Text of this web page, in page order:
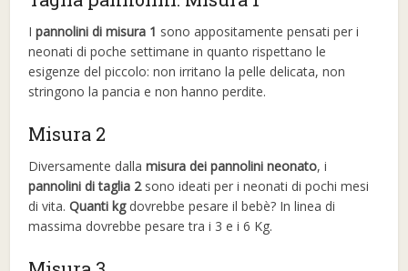
Ipannolini di misura 1 sono appositamente pensati per i
neonati di poche settimane in quanto rispettano le
esigenze del piccolo: non irritano la pelle delicata, non
stringono la pancia e non hanno perdite.
Misura 2
Diversamente dallamisura dei pannolini neonato, i
pannolini di taglia 2sono ideati per i neonati di pochi mesi
di vita.Quanti kgdovrebbe pesare il bebè? In linea di
massima dovrebbe pesare tra i 3 e i 6 Kg.